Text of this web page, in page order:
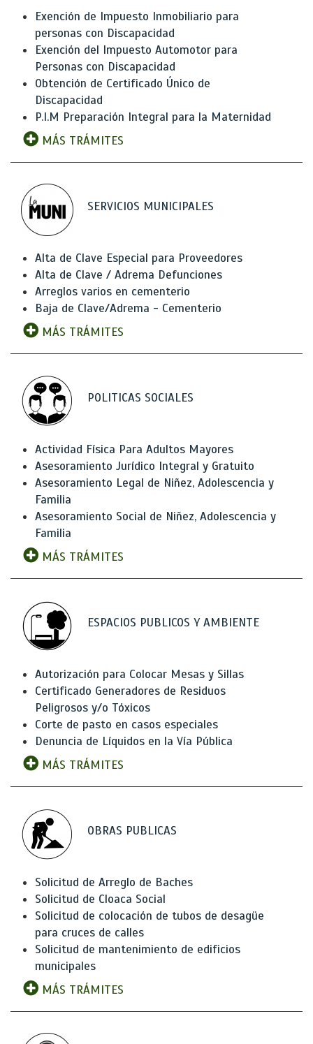
Exención de Impuesto Inmobiliario para
personas con Discapacidad
Exención del Impuesto Automotor para
Personas con Discapacidad
Obtención de Certificado Único de
Discapacidad
P.I.M Preparación Integral para la Maternidad
MÁS TRÁMITES
SERVICIOS MUNICIPALES
Alta de Clave Especial para Proveedores
Alta de Clave / Adrema Defunciones
Arreglos varios en cementerio
Baja de Clave/Adrema - Cementerio
MÁS TRÁMITES
POLITICAS SOCIALES
Actividad Física Para Adultos Mayores
Asesoramiento Jurídico Integral y Gratuito
Asesoramiento Legal de Niñez, Adolescencia y
Familia
Asesoramiento Social de Niñez, Adolescencia y
Familia
MÁS TRÁMITES
ESPACIOS PUBLICOS Y AMBIENTE
Autorización para Colocar Mesas y Sillas
Certificado Generadores de Residuos
Peligrosos y/o Tóxicos
Corte de pasto en casos especiales
Denuncia de Líquidos en la Vía Pública
MÁS TRÁMITES
OBRAS PUBLICAS
Solicitud de Arreglo de Baches
Solicitud de Cloaca Social
Solicitud de colocación de tubos de desagüe
para cruces de calles
Solicitud de mantenimiento de edificios
municipales
MÁS TRÁMITES